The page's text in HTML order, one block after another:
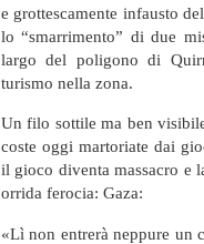
e grottescamente infausto
lo “smarrimento” di due
largo del poligono di
turismo nella zona.
Un filo sottile ma ben
coste oggi martoriate dai
il gioco diventa massacro e
orrida ferocia: Gaza:
«Lì non entrerà neppure un